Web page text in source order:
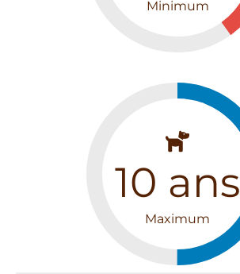
Minimum
10 ans
Maximum